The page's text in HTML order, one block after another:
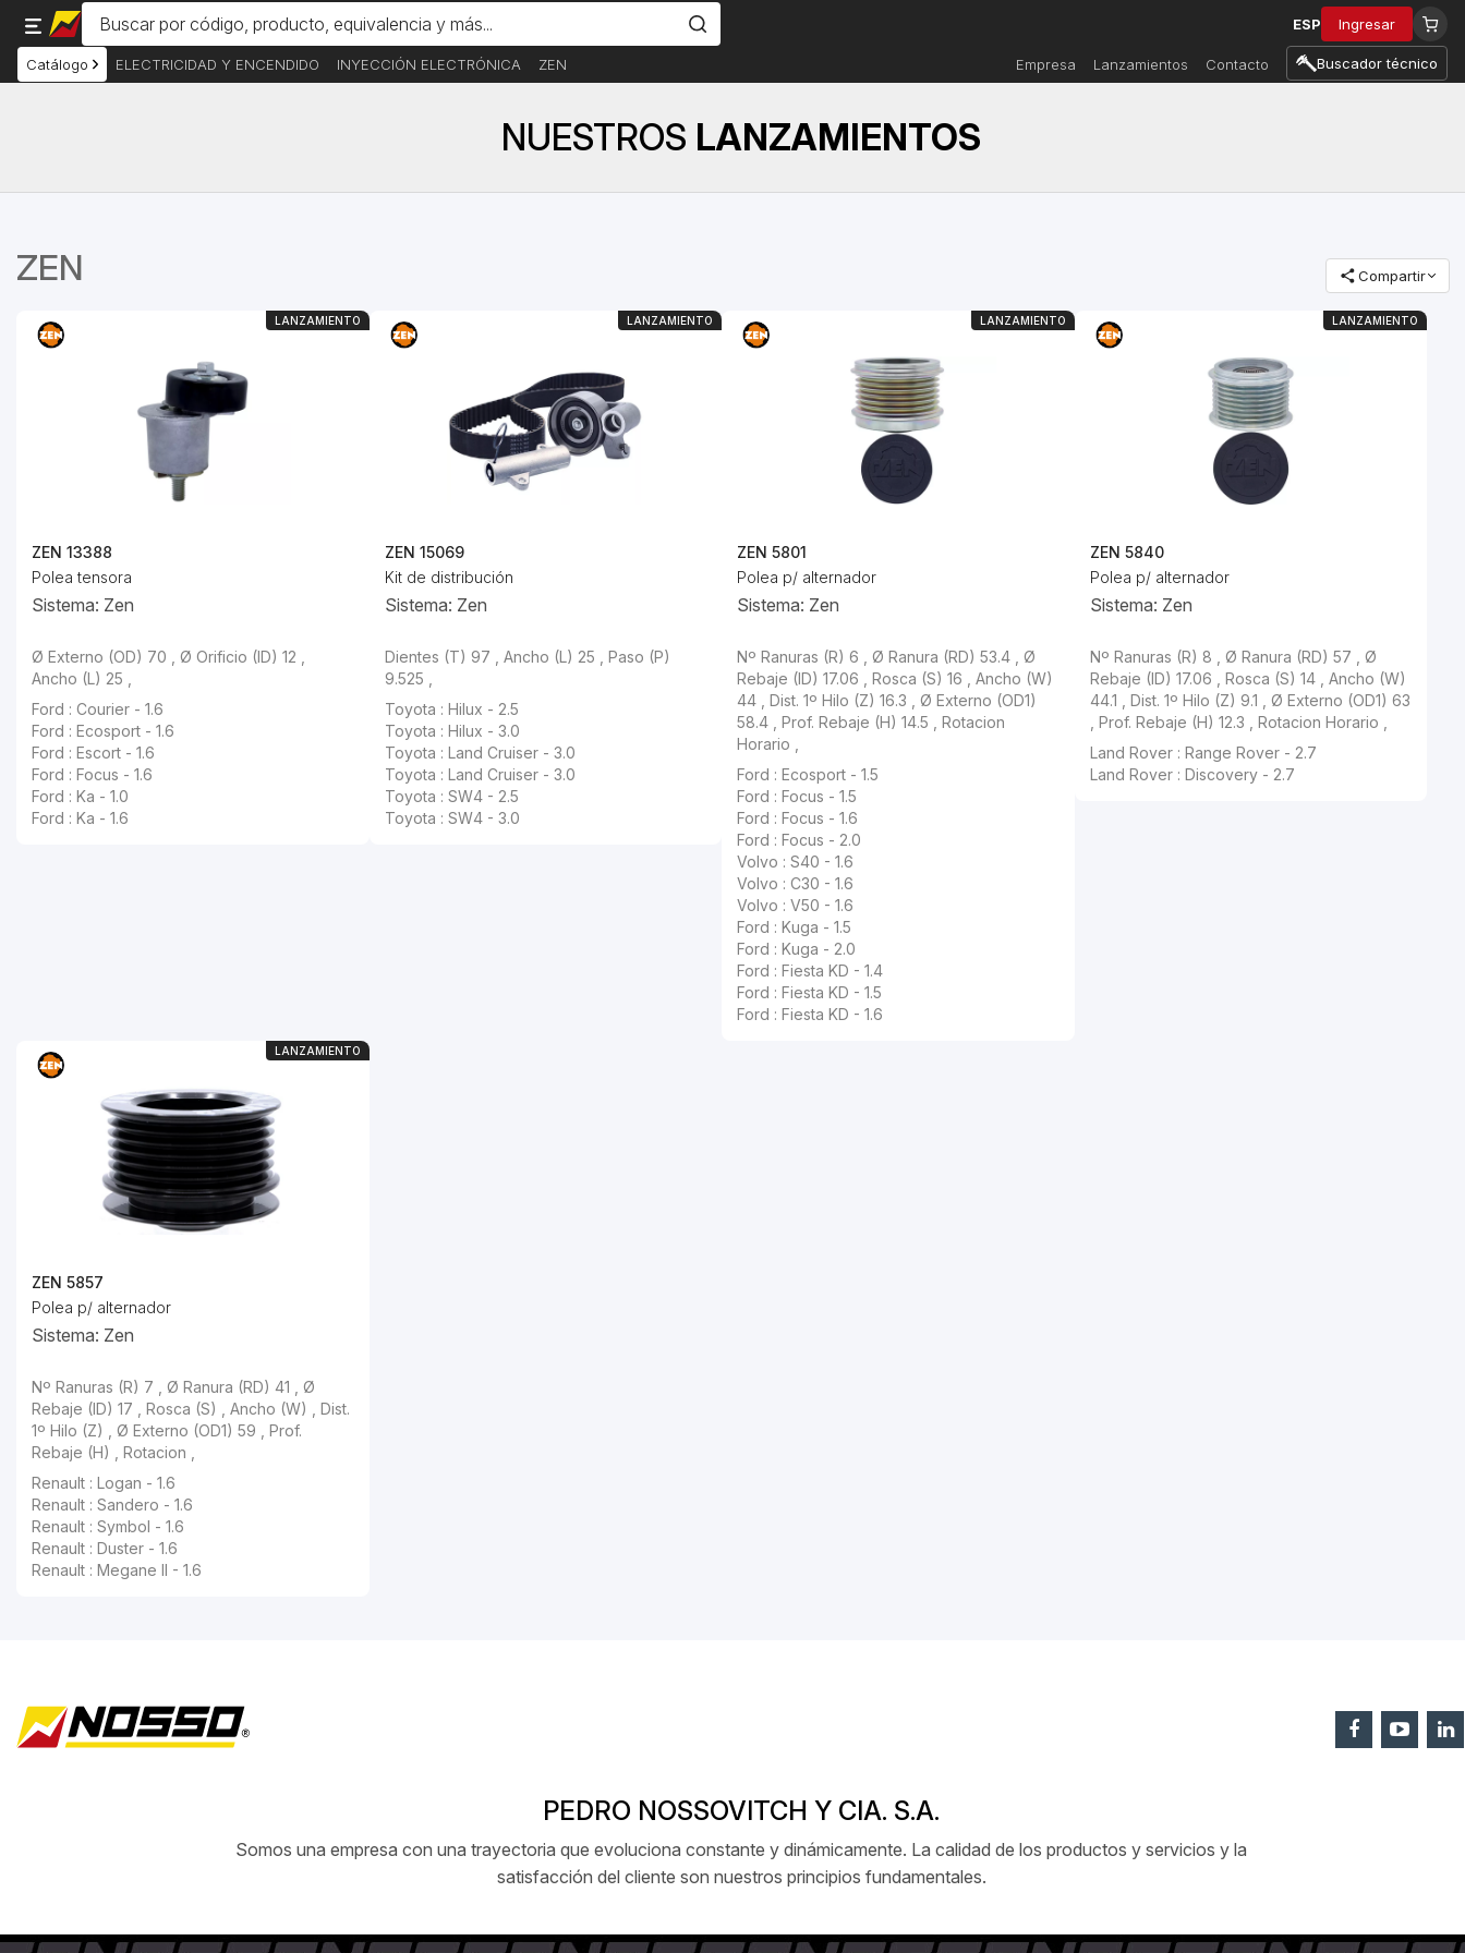
ESP Ingresar
Catálogo ELECTRICIDAD Y ENCENDIDO INYECCIÓN ELECTRÓNICA ZEN Empresa Lanzamientos Contacto Buscador técnico
NUESTROS LANZAMIENTOS
ZEN Compartir
ZEN 13388
Polea tensora
Sistema: Zen
Ø Externo (OD) 70 , Ø Orificio (ID) 12 ,
Ancho (L) 25 ,
Ford : Courier - 1.6
Ford : Ecosport - 1.6
Ford : Escort - 1.6
Ford : Focus - 1.6
Ford : Ka - 1.0
Ford : Ka - 1.6
LANZAMIENTO
ZEN 15069
Kit de distribución
Sistema: Zen
Dientes (T) 97 , Ancho (L) 25 , Paso (P)
9.525 ,
Toyota : Hilux - 2.5
Toyota : Hilux - 3.0
Toyota : Land Cruiser - 3.0
Toyota : Land Cruiser - 3.0
Toyota : SW4 - 2.5
Toyota : SW4 - 3.0
LANZAMIENTO
ZEN 5801
Polea p/ alternador
Sistema: Zen
Nº Ranuras (R) 6 , Ø Ranura (RD) 53.4 , Ø
Rebaje (ID) 17.06 , Rosca (S) 16 , Ancho (W)
44 , Dist. 1º Hilo (Z) 16.3 , Ø Externo (OD1)
58.4 , Prof. Rebaje (H) 14.5 , Rotacion
Horario ,
Ford : Ecosport - 1.5
Ford : Focus - 1.5
Ford : Focus - 1.6
Ford : Focus - 2.0
Volvo : S40 - 1.6
Volvo : C30 - 1.6
Volvo : V50 - 1.6
Ford : Kuga - 1.5
Ford : Kuga - 2.0
Ford : Fiesta KD - 1.4
Ford : Fiesta KD - 1.5
Ford : Fiesta KD - 1.6
LANZAMIENTO
ZEN 5840
Polea p/ alternador
Sistema: Zen
Nº Ranuras (R) 8 , Ø Ranura (RD) 57 , Ø
Rebaje (ID) 17.06 , Rosca (S) 14 , Ancho (W)
44.1 , Dist. 1º Hilo (Z) 9.1 , Ø Externo (OD1) 63
, Prof. Rebaje (H) 12.3 , Rotacion Horario ,
Land Rover : Range Rover - 2.7
Land Rover : Discovery - 2.7
LANZAMIENTO
ZEN 5857
Polea p/ alternador
Sistema: Zen
Nº Ranuras (R) 7 , Ø Ranura (RD) 41 , Ø
Rebaje (ID) 17 , Rosca (S) , Ancho (W) , Dist.
1º Hilo (Z) , Ø Externo (OD1) 59 , Prof.
Rebaje (H) , Rotacion ,
Renault : Logan - 1.6
Renault : Sandero - 1.6
Renault : Symbol - 1.6
Renault : Duster - 1.6
Renault : Megane II - 1.6
LANZAMIENTO
PEDRO NOSSOVITCH Y CIA. S.A.
Somos una empresa con una trayectoria que evoluciona constante y dinámicamente. La calidad de los productos y servicios y la
satisfacción del cliente son nuestros principios fundamentales.